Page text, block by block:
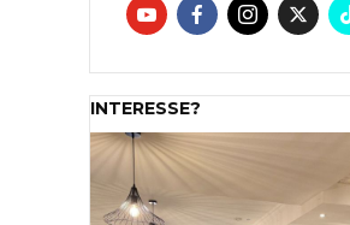
INTERESSE?